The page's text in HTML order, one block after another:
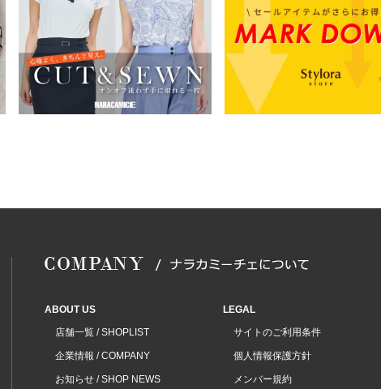
ABOUT US
店舗一覧 / SHOPLIST
企業情報 / COMPANY
お知らせ / SHOP NEWS
LEGAL
サイトのご利用条件
個人情報保護方針
メンバー規約